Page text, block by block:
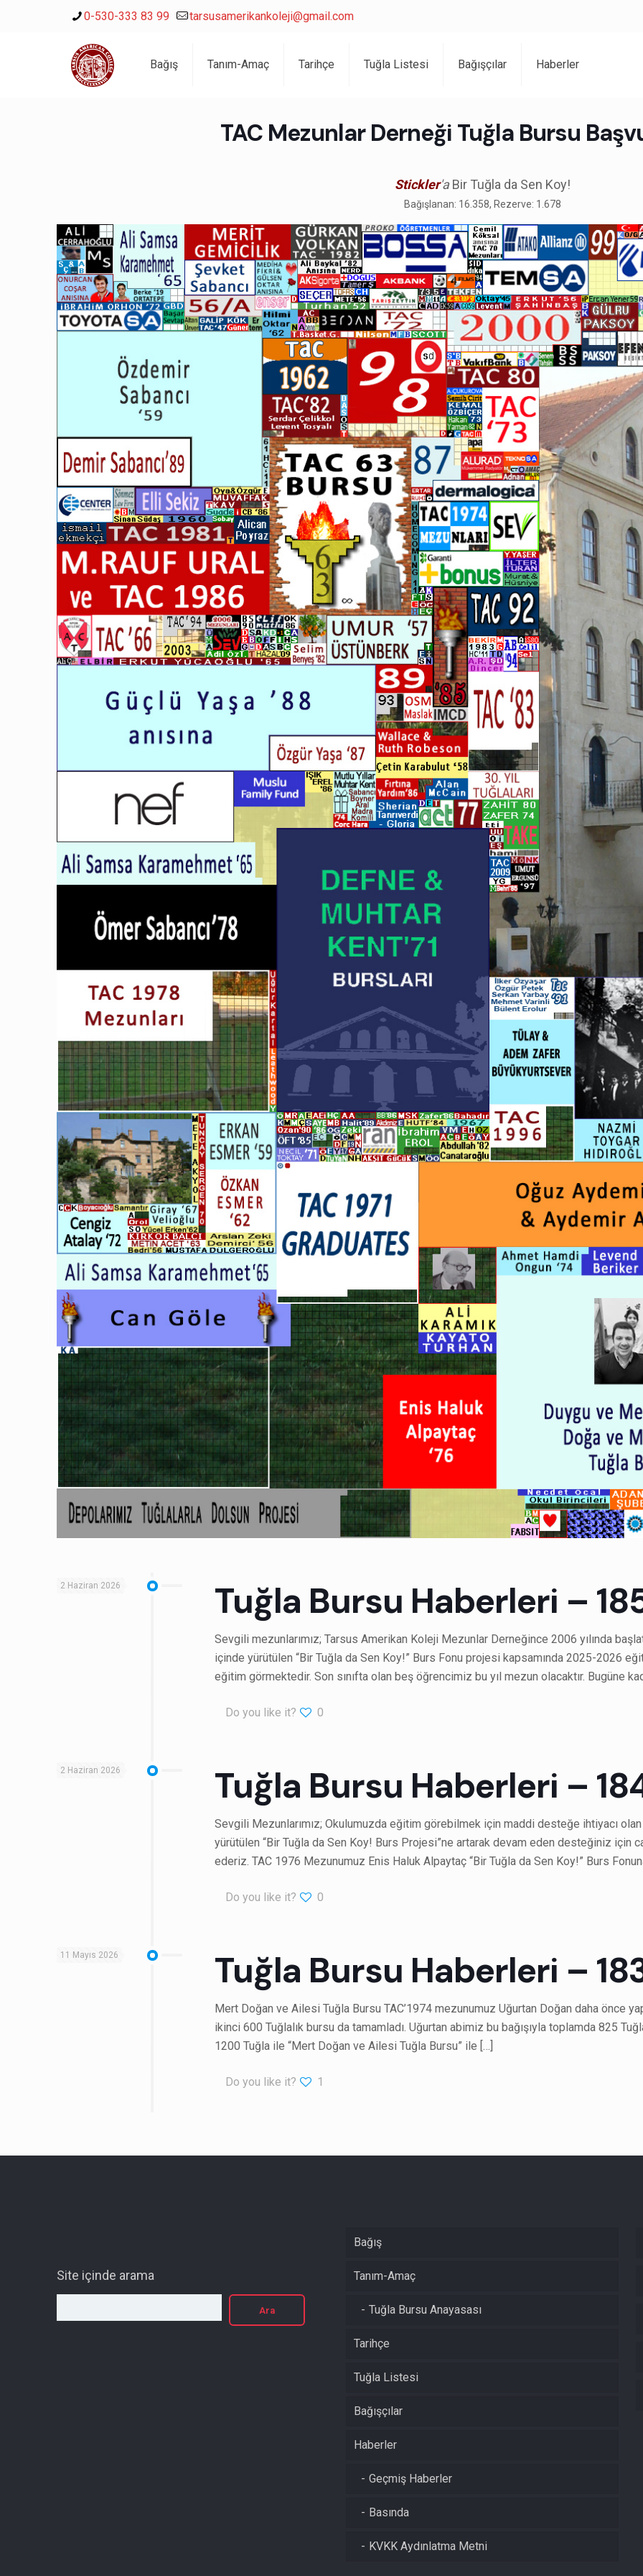
0-530-333 83 99 tarsusamerikankoleji@gmail.com
Bağış Tanım-Amaç Tarihçe Tuğla Listesi Bağışçılar Haberler
TAC Mezunlar Derneği Tuğla Bursu
Stickler'aBir Tuğla da Sen Koy!
Bağışlanan: 16.358, Rezerve: 1.678
2 Haziran 2026 Tuğla Bursu Haberleri –
Sevgili mezunlarımız; Tarsus Amerikan Koleji Mezunlar Derneğince 2006 yılında
içinde yürütülen “Bir Tuğla da Sen Koy!” Burs Fonu projesi kapsamında 2025-2026
eğitim görmektedir. Son sınıfta olan beş öğrencimiz bu yıl mezun olacaktır. Bugüne
Do you like it? 0
2 Haziran 2026 Tuğla Bursu Haberleri –
Sevgili Mezunlarımız; Okulumuzda eğitim görebilmek için maddi desteğe ihtiyacı
yürütülen “Bir Tuğla da Sen Koy! Burs Projesi”ne artarak devam eden desteğiniz için
ederiz. TAC 1976 Mezunumuz Enis Haluk Alpaytaç “Bir Tuğla da Sen Koy!” Burs
Do you like it? 0
11 Mayıs 2026 Tuğla Bursu Haberleri –
Mert Doğan ve Ailesi Tuğla Bursu TAC’1974 mezunumuz Uğurtan Doğan daha önce
ikinci 600 Tuğlalık bursu da tamamladı. Uğurtan abimiz bu bağışıyla toplamda 825
1200 Tuğla ile “Mert Doğan ve Ailesi Tuğla Bursu” ile […]
Do you like it? 1
Site içinde arama
Ara
Bağış
Tanım-Amaç
Tuğla Bursu Anayasası
Tarihçe
Tuğla Listesi
Bağışçılar
Haberler
Geçmiş Haberler
Basında
KVKK Aydınlatma Metni